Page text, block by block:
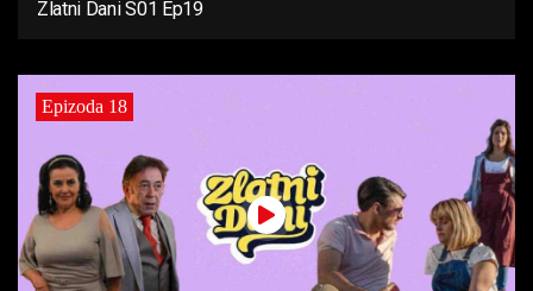
Zlatni Dani S01 Ep19
Epizoda 18